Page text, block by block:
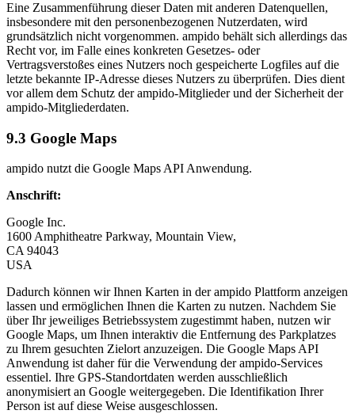
Eine Zusammenführung dieser Daten mit anderen Datenquellen,
insbesondere mit den personenbezogenen Nutzerdaten, wird
grundsätzlich nicht vorgenommen. ampido behält sich allerdings das
Recht vor, im Falle eines konkreten Gesetzes- oder
Vertragsverstoßes eines Nutzers noch gespeicherte Logfiles auf die
letzte bekannte IP-Adresse dieses Nutzers zu überprüfen. Dies dient
vor allem dem Schutz der ampido-Mitglieder und der Sicherheit der
ampido-Mitgliederdaten.
9.3 Google Maps
ampido nutzt die Google Maps API Anwendung.
Anschrift:
Google Inc.
1600 Amphitheatre Parkway, Mountain View,
CA 94043
USA
Dadurch können wir Ihnen Karten in der ampido Plattform anzeigen
lassen und ermöglichen Ihnen die Karten zu nutzen. Nachdem Sie
über Ihr jeweiliges Betriebssystem zugestimmt haben, nutzen wir
Google Maps, um Ihnen interaktiv die Entfernung des Parkplatzes
zu Ihrem gesuchten Zielort anzuzeigen. Die Google Maps API
Anwendung ist daher für die Verwendung der ampido-Services
essentiel. Ihre GPS-Standortdaten werden ausschließlich
anonymisiert an Google weitergegeben. Die Identifikation Ihrer
Person ist auf diese Weise ausgeschlossen.